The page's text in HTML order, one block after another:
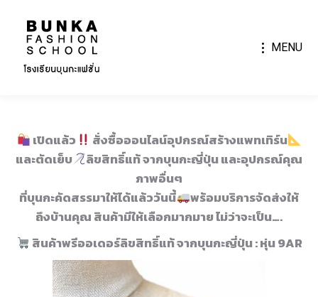
MENU
เปิดแล้ว
สั่งซื้อออนไลน์อุปกรณ์สร้างแพทเทิร์น
และตัดเย็บ
ลิขสิทธิ์แท้ จากบุนกะญี่ปุ่น และอุปกรณ์คุณ
ภาพอื่นๆ
ที่บุนกะคัดสรรมาให้ได้แล้ววันนี้
พร้อมบริการจัดส่งให้
ถึงบ้านคุณ สินค้ามีให้เลือกมากมาย ไม่ว่าจะเป็น….
สินค้าพรีออเดอร์ลิขสิทธิ์แท้ จากบุนกะญี่ปุ่น: หุ่น 9AR